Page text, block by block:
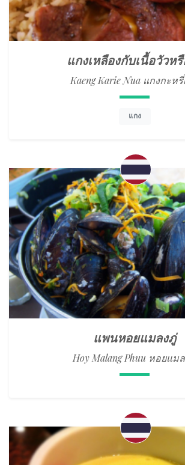
แกงเหลืองกับเนื้อวัวห
Kaeng Karie Nua แกงกะห
แกง
แพนหอยแมลงภู่
Hoy Malang Phuu หอยแม